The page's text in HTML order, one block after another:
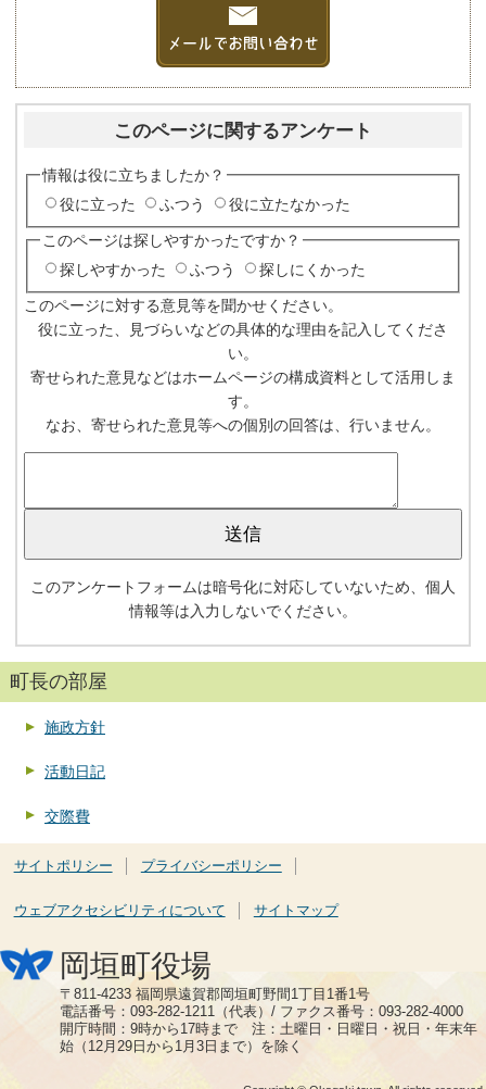
このページに関するアンケート
情報は役に立ちましたか？
役に立った
ふつう 役に立たなかった
このページは探しやすかったですか？
探しやすかった
ふつう 探しにくかった
このページに対する意見等を聞かせください。
役に立った、見づらいなどの具体的な理由を記入してくださ
い。
寄せられた意見などはホームページの構成資料として活用しま
す。
なお、寄せられた意見等への個別の回答は、行いません。
このアンケートフォームは暗号化に対応していないため、個人
情報等は入力しないでください。
町長の部屋
施政方針
活動日記
交際費
サイトポリシー プライバシーポリシー
ウェブアクセシビリティについて サイトマップ
岡垣町役場
〒811-4233 福岡県遠賀郡岡垣町野間1丁目1番1号
電話番号：093-282-1211（代表）/ ファクス番号：093-282-4000
開庁時間：9時から17時まで 注：土曜日・日曜日・祝日・年末年
始（12月29日から1月3日まで）を除く